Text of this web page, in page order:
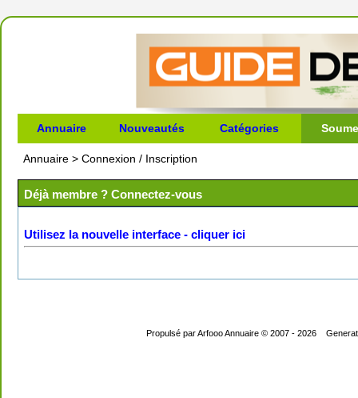
Annuaire Nouveautés Catégories
Annuaire > Connexion / Inscription
Déjà membre ? Connectez-vous
Utilisez la nouvelle interface - cliquer ici
Propulsé parArfooo Annuaire© 2007 - 2026